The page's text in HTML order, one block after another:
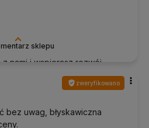
sklepu
nami i wspierasz rozwój
zweryfikowano
bez uwag, błyskawiczna